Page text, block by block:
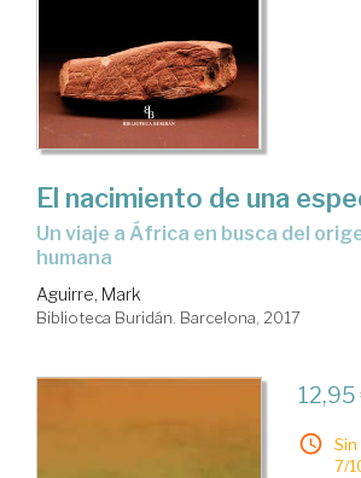
El nacimiento de una
un viaje a África en busca del origen de la vida
humana
Aguirre, Mark
Biblioteca Buridán. Barcelona, 2017
12,95
7/